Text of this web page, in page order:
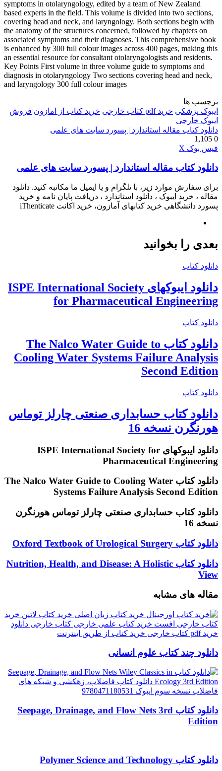
symptoms in otolaryngology, edited by a team of New Zealand
based experts in the field. This volume is divided into two sections,
covering head and neck, and laryngology. Both sections begin with
the anatomy of the structures concerned, followed by chapters on
associated symptoms and their diagnoses. This comprehensive book
is enhanced by 300 full colour images across 400 pages, making this
an essential resource for consultant otolaryngologists and residents.
Key Points First volume in three volume guide to symptoms and
diagnosis in otolaryngology Two sections covering head and neck,
and laryngology 300 full colour images
برچسب ها
ایبوک پزشکی خرید pdf کتاب خارجی خرید کتاب از امازون فروش
ایبوک خارجی
دانلود کتاب مقاله استاندارد | پسورد سایت های علمی
0
فیس بوک X
از
ایمیل
دانلود کتاب مقاله استاندارد | پسورد سایت های علمی
برای سفارش موارد زیر، با تلگرام و یا ایمیل ما مکاتبه کنید. دانلود
مقاله ، خرید ایبوک ، دانلود استاندارد ، دریافت پایان نامه و خرید
پسورد دانشگاهی خرید کتابهای آمازون، خرید اکانت iThenticate
بعدی را بخوانید
دانلود کتاب
دانلود ایبوکهای ISPE International Society
for Pharmaceutical Engineering
دانلود کتاب
دانلود کتاب The Nalco Water Guide to
Cooling Water Systems Failure Analysis
Second Edition
دانلود کتاب
دانلود کتاب حسابداری صنعتی چارلز توماس
هورنگرن نسخه 16
دانلود ایبوکهای ISPE International Society for
Pharmaceutical Engineering
دانلود کتاب The Nalco Water Guide to Cooling Water
Systems Failure Analysis Second Edition
دانلود کتاب حسابداری صنعتی چارلز توماس هورنگرن
نسخه 16
دانلود
کتاب
Oxford
Textbook
of
Surgery
دانلود کتاب Oxford Textbook of Urological Surgery
دانلود
کتاب
Nutrition,
Health,
and
Disease:
A
Holistic
View
دانلود کتاب Nutrition, Health, and Disease: A Holistic
View
مقاله های مشابه
دانلود چند کتاب علوم انسانی
دانلود کتاب Seepage, Drainage, and Flow Nets 3rd
Edition
دانلود کتاب Polymer Science and Technology